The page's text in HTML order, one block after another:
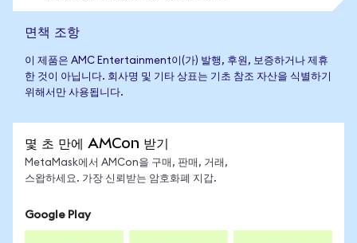
면책 조항
이 제품은 AMC Entertainment이(가) 발행, 후원, 보증하거나 제휴
한 것이 아닙니다. 회사명 및 기타 상표는 기초 참조 자산을 식별하기
위해서만 사용됩니다.
몇 초 만에 AMCon 받기
MetaMask에서 AMCon을 구매, 판매, 거래,
스왑하세요. 가장 신뢰받는 암호화폐 지갑.
Google Play